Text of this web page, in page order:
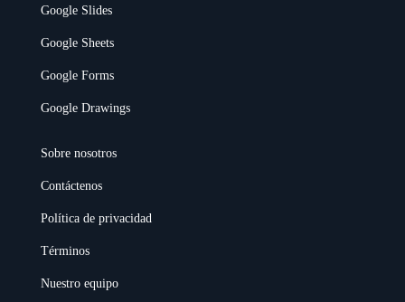
Google Slides
Google Sheets
Google Forms
Google Drawings
Sobre nosotros
Contáctenos
Política de privacidad
Términos
Nuestro equipo